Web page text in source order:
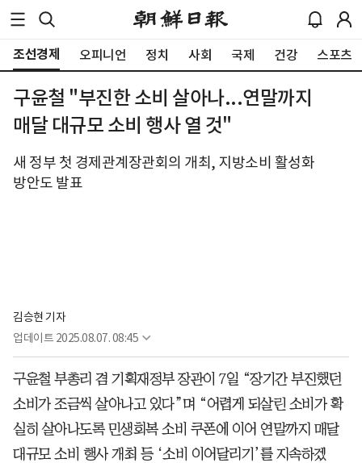
조선경제 오피니언 정치 사회 국제 건강 스포츠
구윤철 "부진한 소비 살아나...연말까지
매달 대규모 소비 행사 열 것"
새 정부 첫 경제관계장관회의 개최, 지방소비 활성화
방안도 발표
김승현 기자
업데이트 2025.08.07. 08:45
구윤철 부총리 겸 기획재정부 장관이 7일 “장기간 부진했던
소비가 조금씩 살아나고 있다”며 “어렵게 되살린 소비가 확
실히 살아나도록 민생회복 소비 쿠폰에 이어 연말까지 매달
대규모 소비 행사 개최 등 ‘소비 이어달리기’를 지속하겠